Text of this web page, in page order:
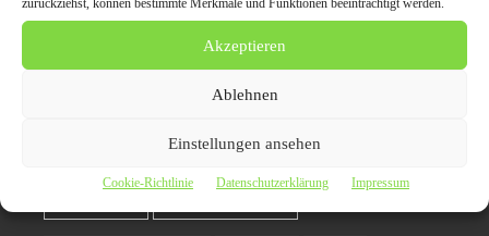
zurückziehst, können bestimmte Merkmale und Funktionen beeinträchtigt werden.
Akzeptieren
Ablehnen
Einstellungen ansehen
Cookie-Richtlinie Datenschutzerklärung Impressum
im gesamten Stadtgebiet
von Moers ein
Altmetallabholung Moers